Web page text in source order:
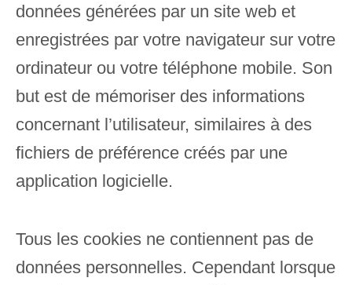
données générées par un site web et
enregistrées par votre navigateur sur votre
ordinateur ou votre téléphone mobile. Son
but est de mémoriser des informations
concernant l’utilisateur, similaires à des
fichiers de préférence créés par une
application logicielle.
Tous les cookies ne contiennent pas de
données personnelles. Cependant lorsque